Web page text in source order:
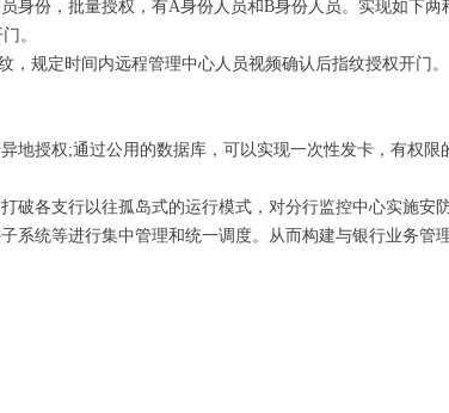
份，批量授权，有A身份人员和B身份人员。实现如下两
。
规定时间内远程管理中心人员视频确认后指纹授权开门。
授权;通过公用的数据库，可以实现一次性发卡，有权限
各支行以往孤岛式的运行模式，对分行监控中心实施安
系统等进行集中管理和统一调度。从而构建与银行业务管